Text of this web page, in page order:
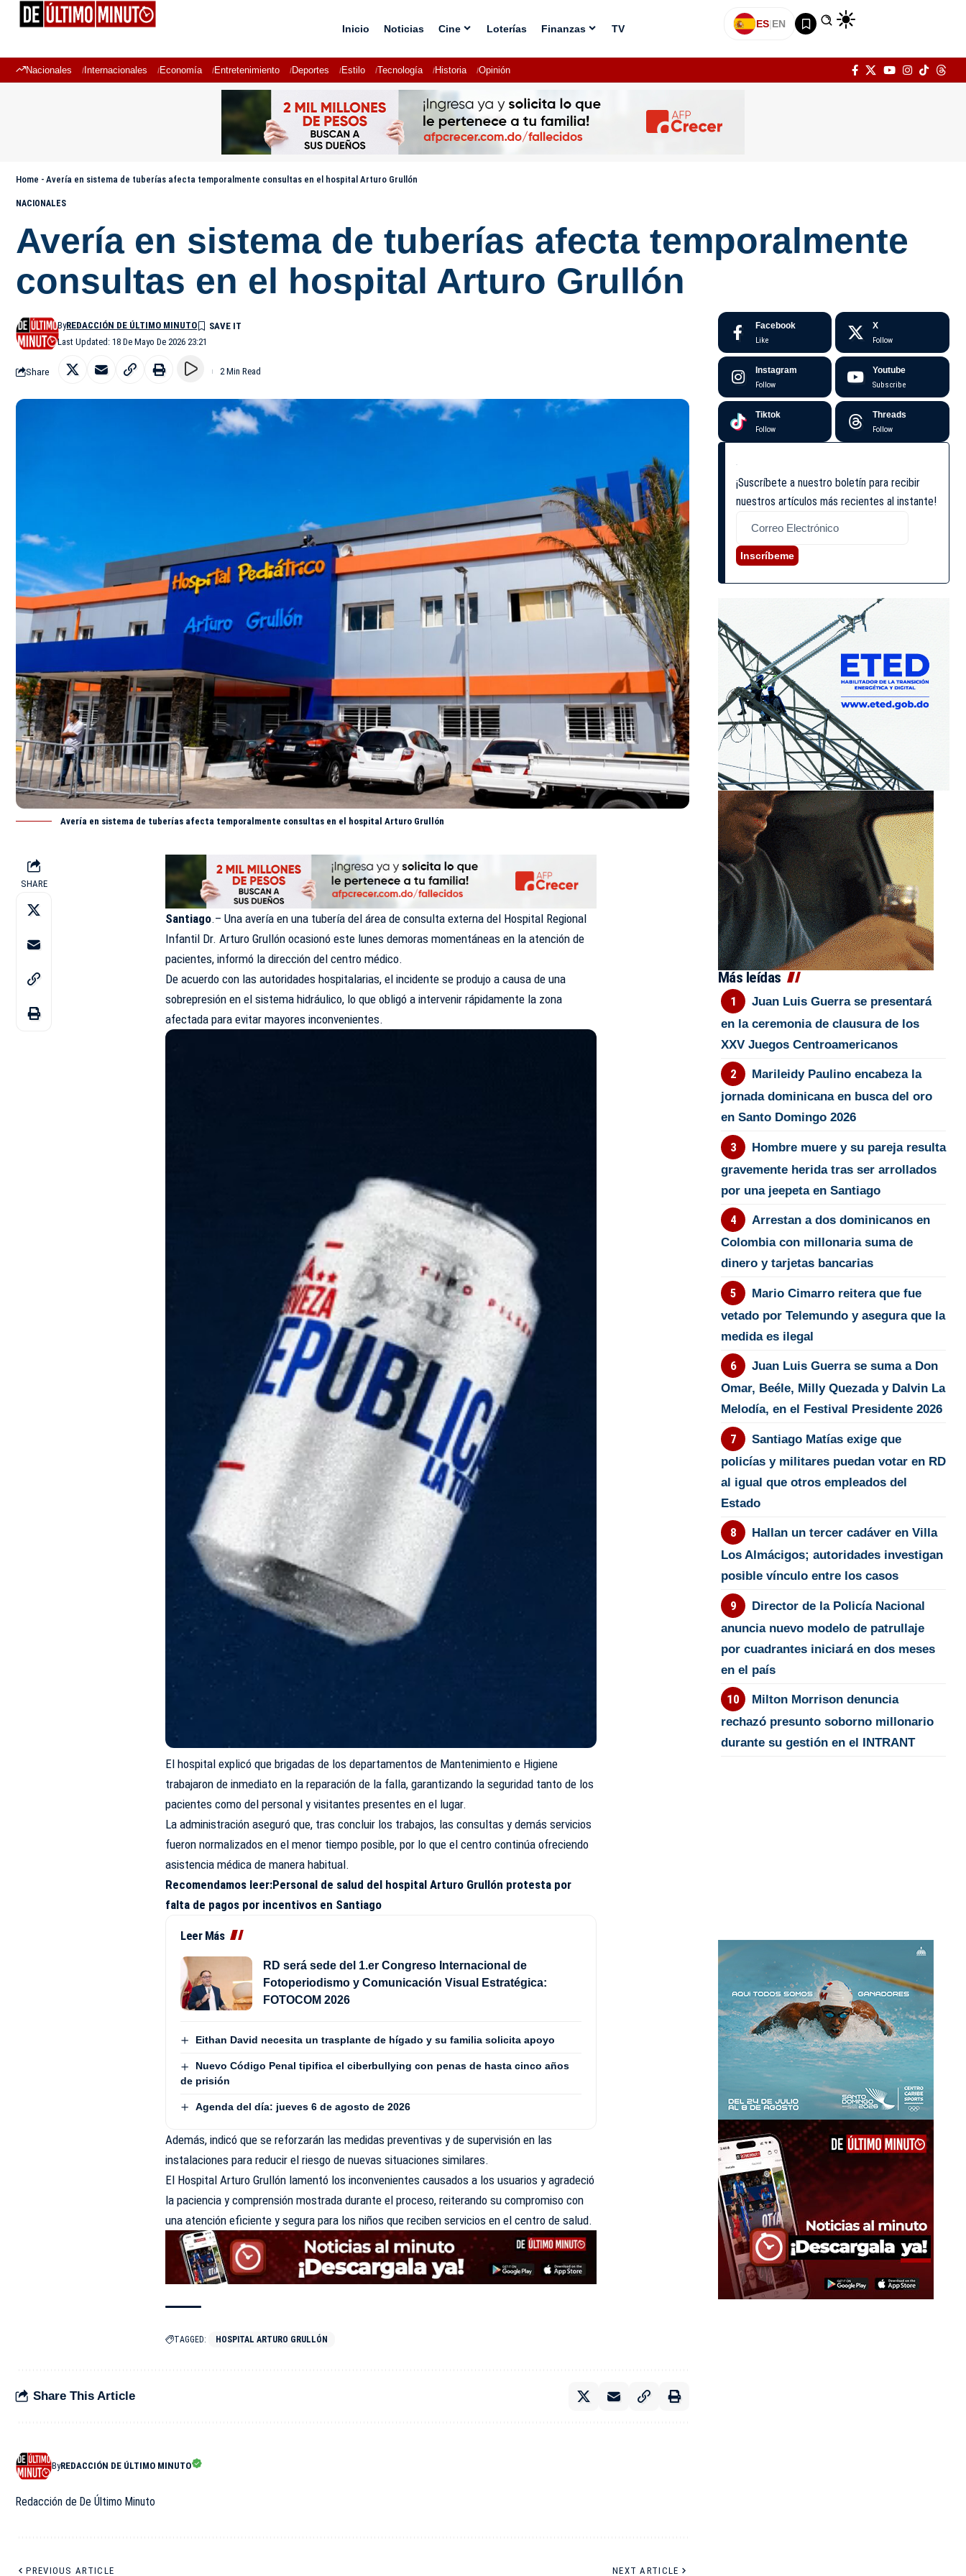
Inicio Noticias Cine Loterías Finanzas TV ES|EN
Nacionales Internacionales Economía Entretenimiento Deportes Estilo Tecnología Historia Opinión
Home - Avería en sistema de tuberías afecta temporalmente consultas en el hospital Arturo Grullón
NACIONALES
Avería en sistema de tuberías afecta temporalmente
consultas en el hospital Arturo Grullón
Last Updated: 18 De Mayo De 2026 23:21
ByREDACCIÓN DE ÚLTIMO MINUTO
Share 2 Min Read
Avería en sistema de tuberías afecta temporalmente consultas en el hospital Arturo Grullón
SHARE
Santiago.– Una avería en una tubería del área de consulta externa del Hospital Regional
Infantil Dr. Arturo Grullónocasionó este lunes demoras momentáneas en la atención de
pacientes, informó la dirección del centro médico.
De acuerdo con las autoridades hospitalarias, el incidente se produjo a causa de una
sobrepresión en el sistema hidráulico, lo que obligó a intervenir rápidamente la zona
afectada para evitar mayores inconvenientes.
El hospital explicó que brigadas de los departamentos de Mantenimiento e Higiene
trabajaron de inmediato en la reparación de la falla, garantizando la seguridad tanto de los
pacientes como del personal y visitantes presentes en el lugar.
La administración aseguró que, tras concluir los trabajos, las consultas y demás servicios
fueron normalizados en el menor tiempo posible, por lo que el centro continúa ofreciendo
asistencia médica de manera habitual.
Recomendamos leer:Personal de salud del hospital Arturo Grullón protesta por
falta de pagos por incentivos en Santiago
Leer Más
RD será sede del 1.er Congreso Internacional de
Fotoperiodismo y Comunicación Visual Estratégica:
FOTOCOM 2026
Eithan David necesita un trasplante de hígado y su familia solicita apoyo
Nuevo Código Penal tipifica el ciberbullying con penas de hasta cinco años
de prisión
Agenda del día: jueves 6 de agosto de 2026
Además, indicó que se reforzarán las medidas preventivas y de supervisión en las
instalaciones para reducir el riesgo de nuevas situaciones similares.
El Hospital Arturo Grullón lamentó los inconvenientes causados a los usuarios y agradeció
la paciencia y comprensión mostrada durante el proceso, reiterando su compromiso con
una atención eficiente y segura para los niños que reciben servicios en el centro de salud.
TAGGED: HOSPITAL ARTURO GRULLÓN
Share This Article
ByREDACCIÓN DE ÚLTIMO MINUTO
Redacción de De Último Minuto
PREVIOUS ARTICLE NEXT ARTICLE
Facebook
Like
X
Follow
Instagram
Follow
Youtube
Subscribe
Tiktok
Follow
Threads
Follow
¡Suscríbete a nuestro boletín para recibir
nuestros artículos más recientes al instante!
Inscríbeme
Más leídas
Juan Luis Guerra se presentará
en la ceremonia de clausura de los
XXV Juegos Centroamericanos
Marileidy Paulino encabeza la
jornada dominicana en busca del oro
en Santo Domingo 2026
Hombre muere y su pareja resulta
gravemente herida tras ser arrollados
por una jeepeta en Santiago
Arrestan a dos dominicanos en
Colombia con millonaria suma de
dinero y tarjetas bancarias
Mario Cimarro reitera que fue
vetado por Telemundo y asegura que la
medida es ilegal
Juan Luis Guerra se suma a Don
Omar, Beéle, Milly Quezada y Dalvin La
Melodía, en el Festival Presidente 2026
Santiago Matías exige que
policías y militares puedan votar en RD
al igual que otros empleados del
Estado
Hallan un tercer cadáver en Villa
Los Almácigos; autoridades investigan
posible vínculo entre los casos
Director de la Policía Nacional
anuncia nuevo modelo de patrullaje
por cuadrantes iniciará en dos meses
en el país
Milton Morrison denuncia
rechazó presunto soborno millonario
durante su gestión en el INTRANT